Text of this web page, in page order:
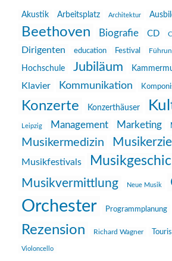
Akustik Arbeitsplatz Architektur
Beethoven Biografie CD
Dirigenten education Festival
Hochschule Jubiläum
Klavier
Kommunikation
Konzerte Konzerthäuser
Leipzig Management Marketing
Musikermedizin
Musikfestivals
Musikvermittlung Neue Musik
Orchester Programmplanung
Rezension Richard Wagner
Violoncello